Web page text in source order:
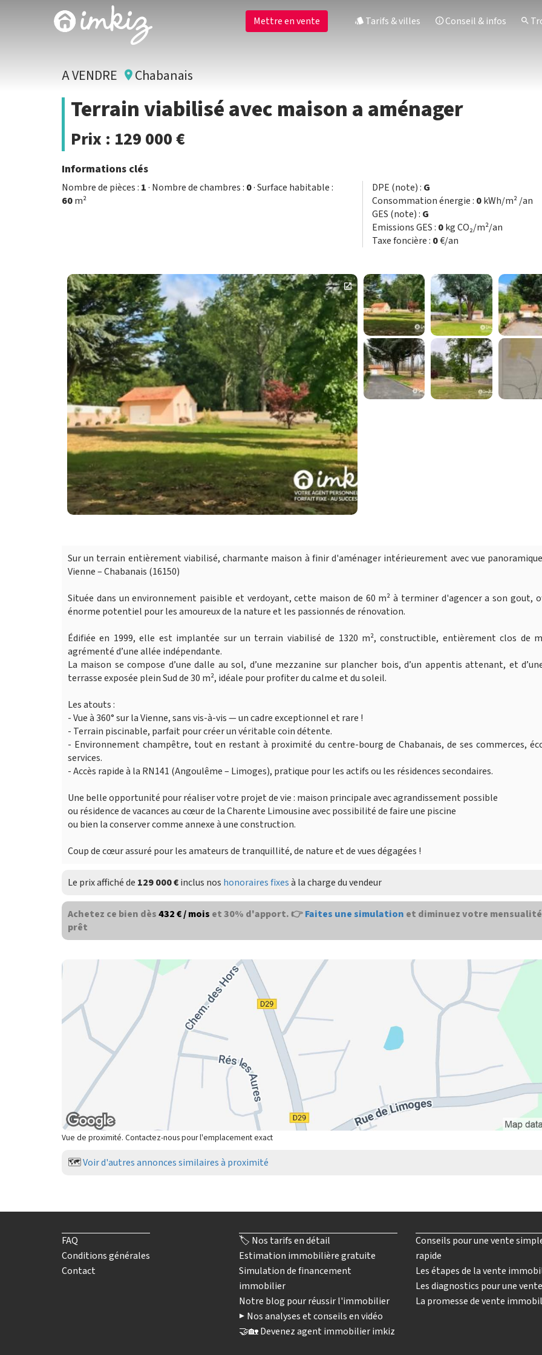
Mettre en vente Tarifs & villes Conseil & infos
A VENDRE Chabanais
Terrain viabilisé avec maison a aménager
Prix : 129 000 €
Informations clés
Nombre de pièces : 1· Nombre de chambres : 0· Surface habitable :
60m²
DPE (note) : G
Consommation énergie : 0kWh/m² /an
GES (note) : G
Emissions GES : 0kg CO₂/m²/an
Taxe foncière : 0€/an
Sur un terrain entièrement viabilisé, charmante maison à finir d'aménager intérieurement avec vue
Vienne – Chabanais (16150)
Située dans un environnement paisible et verdoyant, cette maison de 60 m² à terminer d'agencer a son gout,
énorme potentiel pour les amoureux de la nature et les passionnés de rénovation.
Édifiée en 1999, elle est implantée sur un terrain viabilisé de 1320 m², constructible, entièrement clos de
agrémenté d’une allée indépendante.
La maison se compose d’une dalle au sol, d’une mezzanine sur plancher bois, d’un appentis attenant, et
terrasse exposée plein Sud de 30 m², idéale pour profiter du calme et du soleil.
Les atouts :
- Vue à 360° sur la Vienne, sans vis-à-vis — un cadre exceptionnel et rare !
- Terrain piscinable, parfait pour créer un véritable coin détente.
- Environnement champêtre, tout en restant à proximité du centre-bourg de Chabanais, de ses commerces,
services.
- Accès rapide à la RN141 (Angoulême – Limoges), pratique pour les actifs ou les résidences secondaires.
Une belle opportunité pour réaliser votre projet de vie : maison principale avec agrandissement possible
ou résidence de vacances au cœur de la Charente Limousine avec possibilité de faire une piscine
ou bien la conserver comme annexe à une construction.
Coup de cœur assuré pour les amateurs de tranquillité, de nature et de vues dégagées !
Le prix affiché de 129 000 €inclus nos honoraires fixesà la charge du vendeur
Achetez ce bien dès432 € / mois et 30% d'apport. 👉Faites une simulation et diminuez votre
prêt
Vue de proximité. Contactez-nous pour l'emplacement exact
🗺️Voir d'autres annonces similaires à proximité
FAQ
Conditions générales
Contact
🏷️ Nos tarifs en détail
Estimation immobilière gratuite
Simulation de financement
immobilier
Notre blog pour réussir l'immobilier
▶️ Nos analyses et conseils en vidéo
🤝🏡 Devenez agent immobilier imkiz
Conseils pour une vente
rapide
Les étapes de la vente
Les diagnostics pour une vente
La promesse de vente